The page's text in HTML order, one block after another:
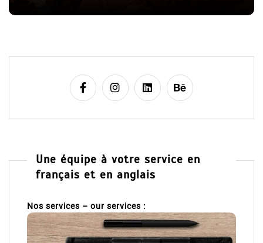
Une équipe à votre service en
français et en anglais
Nos services – our services :